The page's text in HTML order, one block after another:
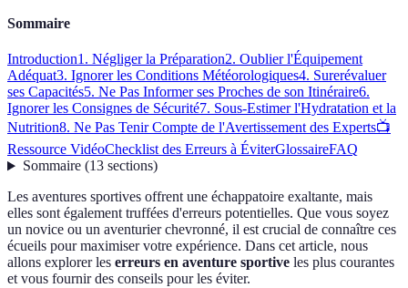
Sommaire
Introduction1. Négliger la Préparation2. Oublier l'Équipement
Adéquat3. Ignorer les Conditions Météorologiques4. Surerévaluer
ses Capacités5. Ne Pas Informer ses Proches de son Itinéraire6.
Ignorer les Consignes de Sécurité7. Sous-Estimer l'Hydratation et la
Nutrition8. Ne Pas Tenir Compte de l'Avertissement des Experts📺
Ressource VidéoChecklist des Erreurs à ÉviterGlossaireFAQ
Sommaire(13 sections)
Les aventures sportives offrent une échappatoire exaltante, mais
elles sont également truffées d'erreurs potentielles. Que vous soyez
un novice ou un aventurier chevronné, il est crucial de connaître ces
écueils pour maximiser votre expérience. Dans cet article, nous
allons explorer les erreurs en aventure sportive les plus courantes
et vous fournir des conseils pour les éviter.